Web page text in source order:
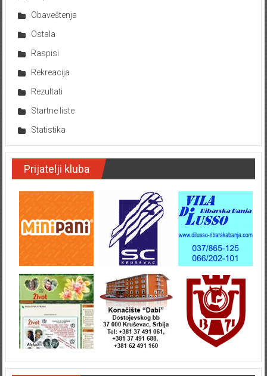
Obaveštenja
Ostala
Raspisi
Rekreacija
Rezultati
Startne liste
Statistika
Prijatelji kluba